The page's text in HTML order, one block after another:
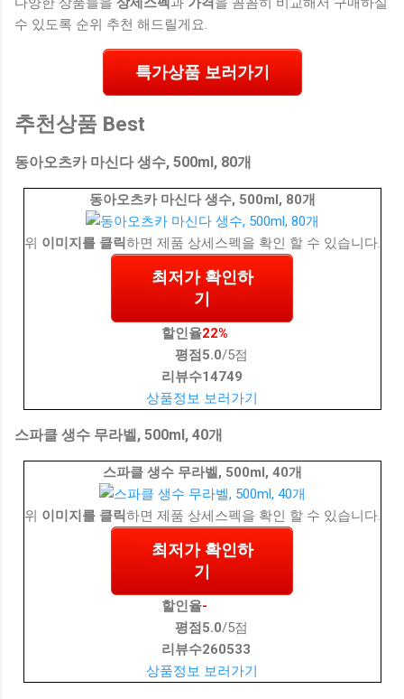
수 있도록 순위 추천 해드릴게요.
특가상품 보러가기
추천상품 Best
동아오츠카 마신다 생수, 500ml, 80개
동아오츠카 마신다 생수, 500ml, 80개
위 이미지를 클릭하면 제품 상세스펙을 확인 할 수 있습니다.
최저가 확인하
기
할인율22%
평점 5.0/5점
리뷰수14749
상품정보 보러가기
스파클 생수 무라벨, 500ml, 40개
스파클 생수 무라벨, 500ml, 40개
위 이미지를 클릭하면 제품 상세스펙을 확인 할 수 있습니다.
최저가 확인하
기
할인율-
평점 5.0/5점
리뷰수260533
상품정보 보러가기